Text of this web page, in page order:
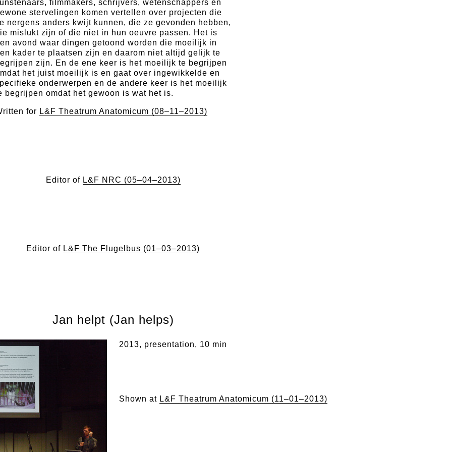
filmmakers, schrijvers, wetenschappers en
stervelingen komen vertellen over projecten die
nergens anders kwijt kunnen, die ze gevonden hebben,
mislukt zijn of die niet in hun oeuvre passen. Het is
avond waar dingen getoond worden die moeilijk in
kader te plaatsen zijn en daarom niet altijd gelijk te
zijn. En de ene keer is het moeilijk te begrijpen
het juist moeilijk is en gaat over ingewikkelde en
onderwerpen en de andere keer is het moeilijk
begrijpen omdat het gewoon is wat het is.
for L&F Theatrum Anatomicum (08–11–2013)
Editor of L&F NRC (05–04–2013)
Editor of L&F The Flugelbus (01–03–2013)
Jan helpt (Jan helps)
2013, presentation, 10 min
Shown at L&F Theatrum Anatomicum (11–01–2013)